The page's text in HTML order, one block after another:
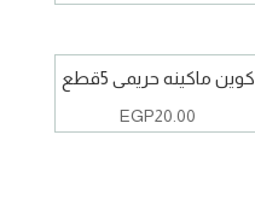
كوين ماكينه حريمى 5قطع
EGP20.00